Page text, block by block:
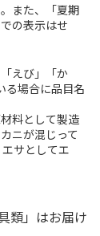
また、「夏期
の表示はせ
えび」「か
る場合に品目名
料として製造
ニが混じって
サとしてエ
類」はお届け